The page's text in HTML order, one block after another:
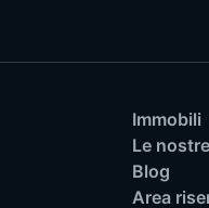
Immobili
Le
Blog
Area